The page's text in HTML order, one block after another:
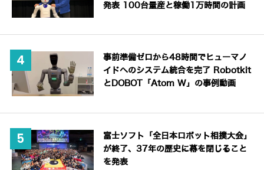
発表 100台量産と稼働1万時間の計画
事前準備ゼロから48時間でヒューマノ
イドへのシステム統合を完了 Robotkit
とDOBOT「Atom W」の事例動画
富士ソフト「全日本ロボット相撲大会」
が終了、37年の歴史に幕を閉じること
を発表